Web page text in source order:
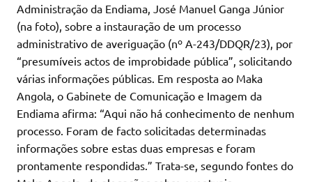
Administração da Endiama, José Manuel Ganga Júnior
(na foto), sobre a instauração de um processo
administrativo de averiguação (nº A-243/DDQR/23), por
“presumíveis actos de improbidade pública”, solicitando
várias informações públicas. Em resposta ao Maka
Angola, o Gabinete de Comunicação e Imagem da
Endiama afirma: “Aqui não há conhecimento de nenhum
processo. Foram de facto solicitadas determinadas
informações sobre estas duas empresas e foram
prontamente respondidas.” Trata-se, segundo fontes do